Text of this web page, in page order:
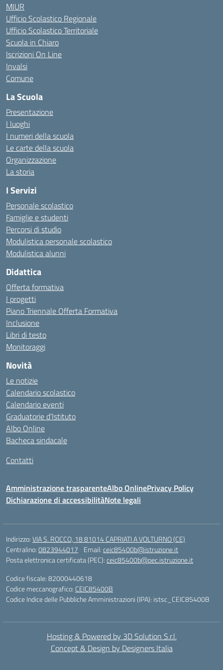
MIUR
Ufficio Scolastico Regionale
Ufficio Scolastico Territoriale
Scuola in Chiaro
Iscrizioni On Line
Invalsi
Comune
La Scuola
Presentazione
I luoghi
I numeri della scuola
Le carte della scuola
Organizzazione
La storia
I Servizi
Personale scolastico
Famiglie e studenti
Percorsi di studio
Modulistica personale scolastico
Modulistica alunni
Didattica
Offerta formativa
I progetti
Piano Triennale Offerta Formativa
Inclusione
Libri di testo
Monitoraggi
Novità
Le notizie
Calendario scolastico
Calendario eventi
Graduatorie d’Istituto
Albo Online
Bacheca sindacale
Contatti
Amministrazione trasparenteAlbo OnlinePrivacy Policy
Dichiarazione di accessibilitàNote legali
Indirizzo:VIA S. ROCCO, 18 81014 CAPRIATI A VOLTURNO (CE)
Centralino:0823944017 Email:ceic85400b@istruzione.it
Posta elettronica certificata (PEC):ceic85400b@pec.istruzione.it
Codice fiscale: 82000440618
Codice meccanografico: CEIC85400B
Codice Indice delle Pubbliche Amministrazioni (IPA): istsc_CEIC85400B
Hosting & Powered by 3D Solution S.r.l.
Concept & Design by Designers Italia